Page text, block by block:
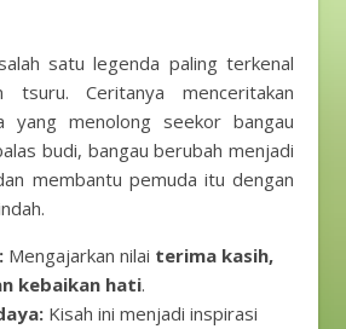
satu legenda paling terkenal
tsuru. Ceritanya menceritakan
yang menolong seekor bangau
budi, bangau berubah menjadi
membantu pemuda itu dengan
Mengajarkan nilai terima kasih,
kebaikan hati.
Kisah ini menjadi inspirasi